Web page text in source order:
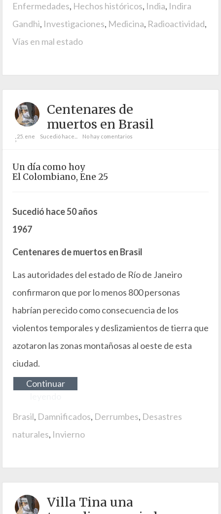
Enfermedades, Hechos históricos, India, Indira
Gandhi, Investigaciones, Medicina, Radioactividad,
Vías en mal estado
Centenares de
muertos en Brasil
;25. ene Sucedió hace... No hay comentarios
Un día como hoy
El Colombiano, Ene 25
Sucedió hace 50 años
1967
Centenares de muertos en Brasil
Las autoridades del estado de Río de Janeiro
confirmaron que por lo menos 800 personas
habrían perecido como consecuencia de los
violentos temporales y deslizamientos de tierra que
azotaron las zonas montañosas al oeste de esta
ciudad.
Continuar
Brasil, Damnificados, Derrumbes, Desastres
naturales, Invierno
Villa Tina una